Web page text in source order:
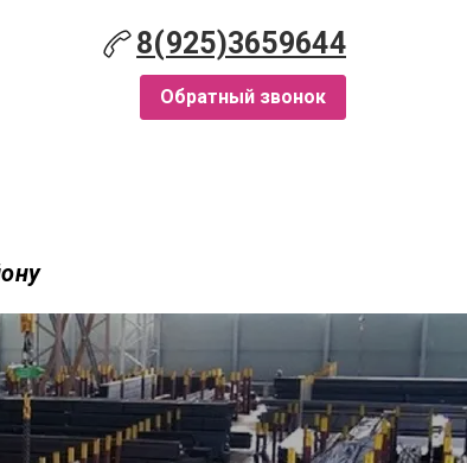
8(925)3659644
Обратный звонок